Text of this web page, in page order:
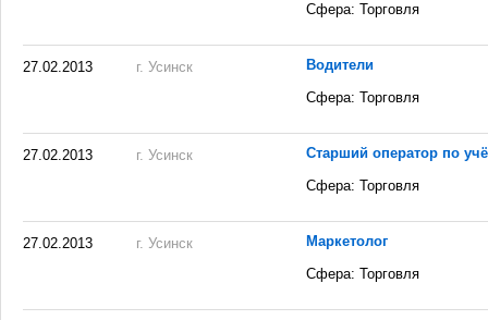
Сфера: Торговля
27.02.2013 г. Усинск
Водители
Сфера: Торговля
27.02.2013 г. Усинск
Старший оператор по
Сфера: Торговля
27.02.2013 г. Усинск
Маркетолог
Сфера: Торговля